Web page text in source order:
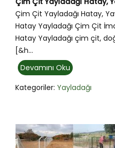
Çim Çit Yayladağı Hatay,
Hatay Yayladağı Çim Çit
Hatay Yayladağı çim çit,
[&h...
Devamını Oku
Kategoriler: Yayladağı